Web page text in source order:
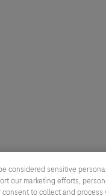
considered sensitive
our marketing efforts,
to collect and